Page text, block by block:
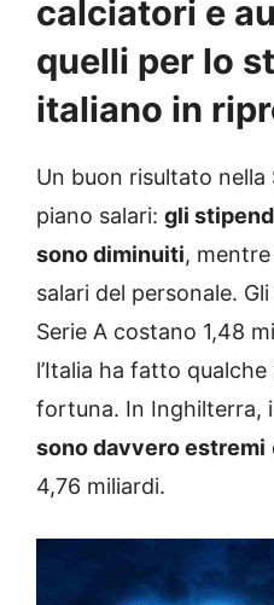
calciatori e
quelli per lo
italiano in
Un buon risultato nella
piano salari: gli
sono diminuiti,
salari del personale.
Serie A costano 1,48
l’Italia ha fatto
fortuna. In Inghilterra,
sono davvero estremi
4,76 miliardi.